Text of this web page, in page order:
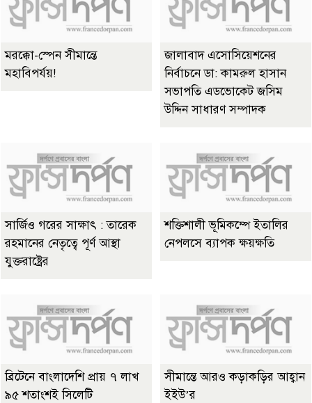
মরক্কো-স্পেন সীমান্তে
মহাবিপর্যয়!
জালাবাদ এসোসিয়েশনের
নির্বাচনে ডা: কামরুল হাসান
সভাপতি এডভোকেট জসিম
উদ্দিন সাধারণ সম্পাদক
সার্জিও গরের সাক্ষাৎ : তারেক
রহমানের নেতৃত্বে পূর্ণ আস্থা
যুক্তরাষ্ট্রের
শক্তিশালী ভূমিকম্পে ইতালির
নেপলসে ব্যাপক ক্ষয়ক্ষতি
ব্রিটেনে বাংলাদেশি প্রায় ৭ লাখ
৯৫ শতাংশই সিলেটি
সীমান্তে আরও কড়াকড়ির আহ্বান
ইইউ’র